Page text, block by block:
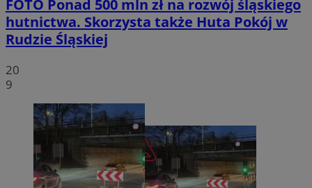
FOTO Ponad 500 mln zł na rozwój śląskiego
hutnictwa. Skorzysta także Huta Pokój w
Rudzie Śląskiej
20
9